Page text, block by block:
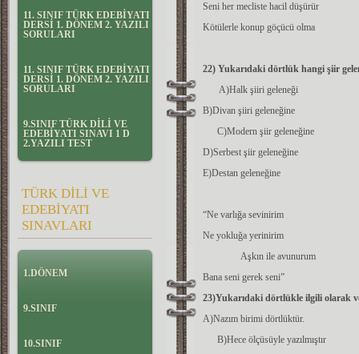
11. SINIF TÜRK EDEBİYATI
DERSİ 1. DÖNEM 2. YAZILI
SORULARI
11. SINIF TÜRK EDEBİYATI
DERSİ 1. DÖNEM 2. YAZILI
SORULARI
9.SINIF TÜRK DİLİ VE
EDEBİYATI SINAVI 1 D
2.YAZILI TEST
TÜRK DİLİ VE
EDEBİYATI
SINAVLARI
1.DÖNEM
9.SINIF
10.SINIF
Seni her mecliste hacil düşürür
Kötülerle konup göçücü olma
22) Yukarıdaki dörtlük hangi şiir
A)Halk şiiri geleneği
B)Divan şiiri geleneğine
C)Modern şiir geleneğine
D)Serbest şiir geleneğine
E)Destan geleneğine
“Ne varlığa sevinirim
Ne yokluğa yerinirim
Aşkın ile avunurum
Bana seni gerek seni”
23)Yukarıdaki dörtlükle ilgili olarak
A)Nazım birimi dörtlüktür.
B)Hece ölçüsüyle yazılmıştır